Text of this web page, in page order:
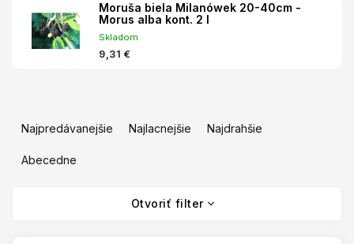
Moruša biela Milanówek 20-40cm -
Morus alba kont. 2 l
Skladom
9,31 €
e
Najpredávanejšie Najlacnejšie Najdrahšie
Abecedne
Otvoriť filter